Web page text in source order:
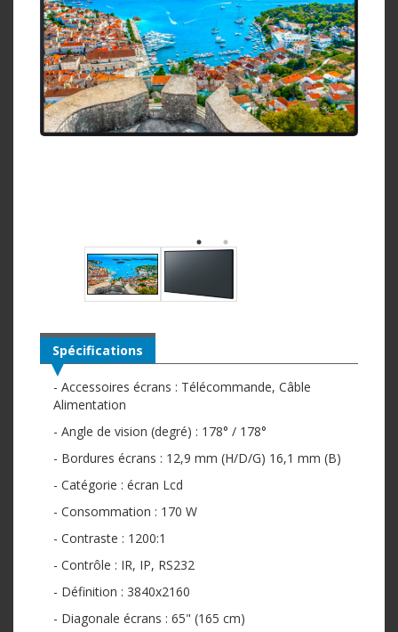
Spécifications
- Accessoires écrans : Télécommande, Câble
Alimentation
- Angle de vision (degré) : 178° / 178°
- Bordures écrans : 12,9 mm (H/D/G) 16,1 mm (B)
- Catégorie : écran Lcd
- Consommation : 170 W
- Contraste : 1200:1
- Contrôle : IR, IP, RS232
- Définition : 3840x2160
- Diagonale écrans : 65" (165 cm)